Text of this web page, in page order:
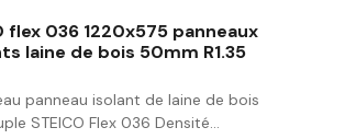
Acheter
flex 036 1220x575 panneaux
laine de bois 50mm R1.35
panneau isolant de laine de bois
STEICO Flex 036 Densité...